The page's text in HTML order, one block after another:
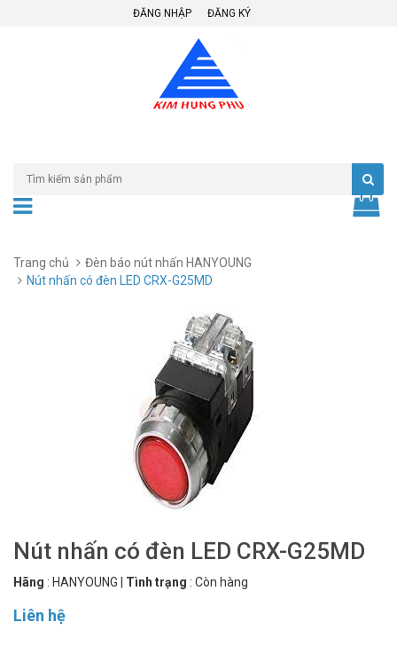
ĐĂNG NHẬP ĐĂNG KÝ
Trang chủ
Đèn báo nút nhấn HANYOUNG
Nút nhấn có đèn LED CRX-G25MD
Nút nhấn có đèn LED CRX-G25MD
Hãng : HANYOUNG Tình trạng : Còn hàng
Liên hệ